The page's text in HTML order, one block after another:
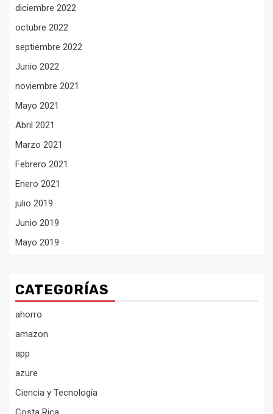
diciembre 2022
octubre 2022
septiembre 2022
Junio 2022
noviembre 2021
Mayo 2021
Abril 2021
Marzo 2021
Febrero 2021
Enero 2021
julio 2019
Junio 2019
Mayo 2019
CATEGORÍAS
ahorro
amazon
app
azure
Ciencia y Tecnología